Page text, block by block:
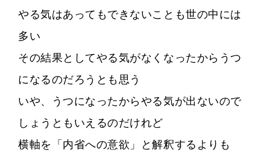
やる気はあってもできないことも世の中には
多い
その結果としてやる気がなくなったからうつ
になるのだろうとも思う
いや、うつになったからやる気が出ないので
しょうともいえるのだけれど
横軸を「内省への意欲」と解釈するよりも